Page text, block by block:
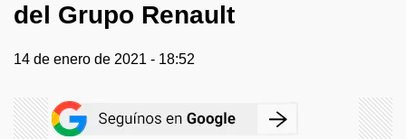
del Grupo Renault
14 de enero de 2021 - 18:52